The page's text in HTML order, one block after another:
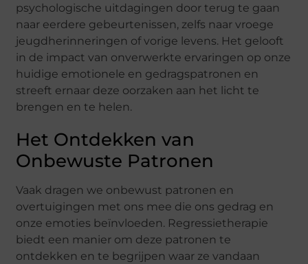
psychologische uitdagingen door terug te gaan
naar eerdere gebeurtenissen, zelfs naar vroege
jeugdherinneringen of vorige levens. Het gelooft
in de impact van onverwerkte ervaringen op onze
huidige emotionele en gedragspatronen en
streeft ernaar deze oorzaken aan het licht te
brengen en te helen.
Het Ontdekken van
Onbewuste Patronen
Vaak dragen we onbewust patronen en
overtuigingen met ons mee die ons gedrag en
onze emoties beïnvloeden. Regressietherapie
biedt een manier om deze patronen te
ontdekken en te begrijpen waar ze vandaan